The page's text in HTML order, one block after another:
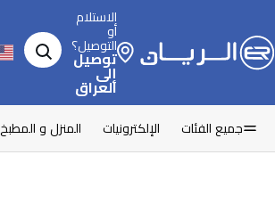
الاستلام
أو
التوصيل؟
توصيل
إلى
العراق
جميع الفئات الإلكترونيات المنزل و المطبخ